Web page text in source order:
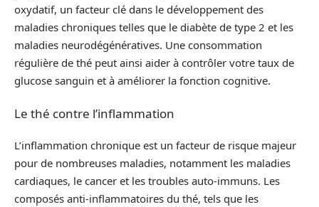
oxydatif, un facteur clé dans le développement des
maladies chroniques telles que le diabète de type 2 et les
maladies neurodégénératives. Une consommation
régulière de thé peut ainsi aider à contrôler votre taux de
glucose sanguin et à améliorer la fonction cognitive.
Le thé contre l’inflammation
L’inflammation chronique est un facteur de risque majeur
pour de nombreuses maladies, notamment les maladies
cardiaques, le cancer et les troubles auto-immuns. Les
composés anti-inflammatoires du thé, tels que les